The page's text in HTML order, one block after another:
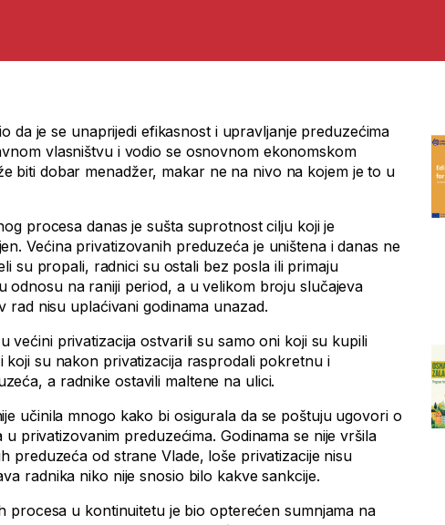
da je se unaprijedi efikasnost i upravljanje preduzećima
vlasništvu i vodio se osnovnom ekonomskom
biti dobar menadžer, makar ne na nivo na kojem je to u
procesa danas je sušta suprotnost cilju koji je
Većina privatizovanih preduzeća je uništena i danas ne
su propali, radnici su ostali bez posla ili primaju
odnosu na raniji period, a u velikom broju slučajeva
rad nisu uplaćivani godinama unazad.
većini privatizacija ostvarili su samo oni koji su kupili
koji su nakon privatizacija rasprodali pokretnu i
a radnike ostavili maltene na ulici.
učinila mnogo kako bi osigurala da se poštuju ugovori o
privatizovanim preduzećima. Godinama se nije vršila
preduzeća od strane Vlade, loše privatizacije nisu
radnika niko nije snosio bilo kakve sankcije.
procesa u kontinuitetu je bio opterećen sumnjama na